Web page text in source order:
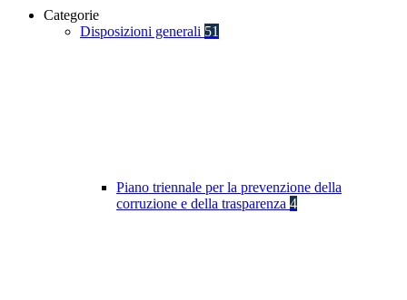
Categorie
Disposizioni generali 51
Piano triennale per la prevenzione della
corruzione e della trasparenza 4